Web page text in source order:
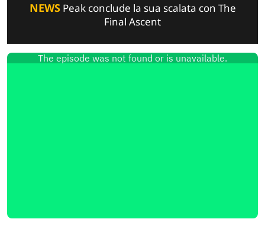
NEWSPeak conclude la sua scalata con The
Final Ascent